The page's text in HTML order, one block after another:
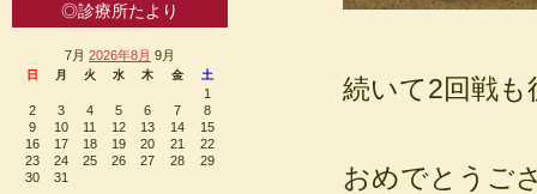
続いて2回戦も
おめでとうご
◎診療所たより
7月 2026年8月 9月
日 月 火 水 木 金 土
1
2
3 4 5 6 7
8
9
10 11 12 13 14
15
16
17 18 19 20 21
22
23
24 25 26 27 28
29
30
31